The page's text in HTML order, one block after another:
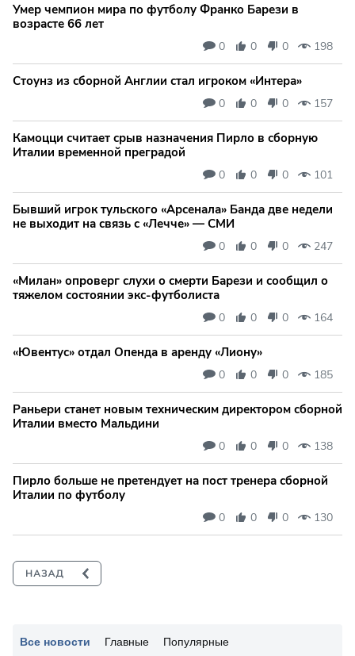
Все новости Главные Популярные
Умер чемпион мира по футболу Франко Барези в
возрасте 66 лет
0 0 0 198
Стоунз из сборной Англии стал игроком «Интера»
0 0 0 157
Камоцци считает срыв назначения Пирло в сборную
Италии временной преградой
0 0 0 101
Бывший игрок тульского «Арсенала» Банда две недели
не выходит на связь с «Лечче» — СМИ
0 0 0 247
«Милан» опроверг слухи о смерти Барези и сообщил о
тяжелом состоянии экс-футболиста
0 0 0 164
«Ювентус» отдал Опенда в аренду «Лиону»
0 0 0 185
Раньери станет новым техническим директором сборной
Италии вместо Мальдини
0 0 0 138
Пирло больше не претендует на пост тренера сборной
Италии по футболу
0 0 0 130